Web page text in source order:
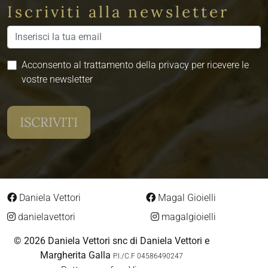
Iscriviti alla newsletter
Acconsento al trattamento della privacy per ricevere le
vostre newsletter
Daniela Vettori
danielavettori
Magal Gioielli
magalgioielli
© 2026 Daniela Vettori snc di Daniela Vettori e
Margherita Galla P.I./C.F 04586490247